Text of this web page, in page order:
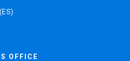
(ES)
OFFICE